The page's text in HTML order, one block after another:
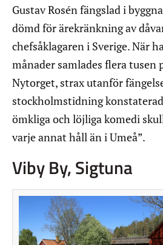
Gustav Rosén fängslad i
dömd för ärekränkning av
chefsåklagaren i Sverige. När
månader samlades flera tusen
Nytorget, strax utanför
stockholmstidning
ömkliga och löjliga komedi
varje annat håll än i Umeå”.
Viby By, Sigtuna